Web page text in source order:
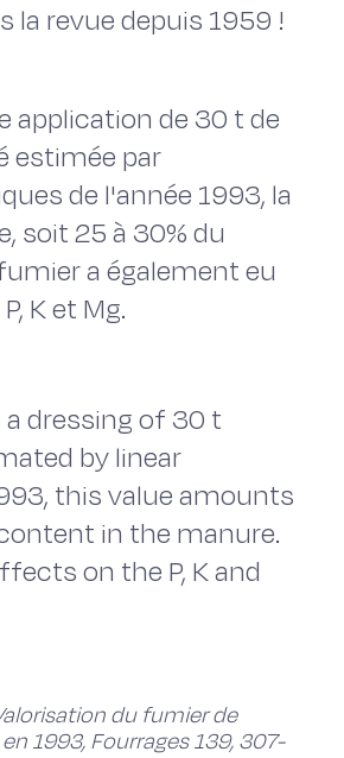
la revue depuis 1959 !
application de 30 t de
estimée par
de l'année 1993, la
soit 25 à 30% du
a également eu
K et Mg.
dressing of 30 t
by linear
this value amounts
in the manure.
on the P, K and
du fumier de
1993, Fourrages 139, 307-